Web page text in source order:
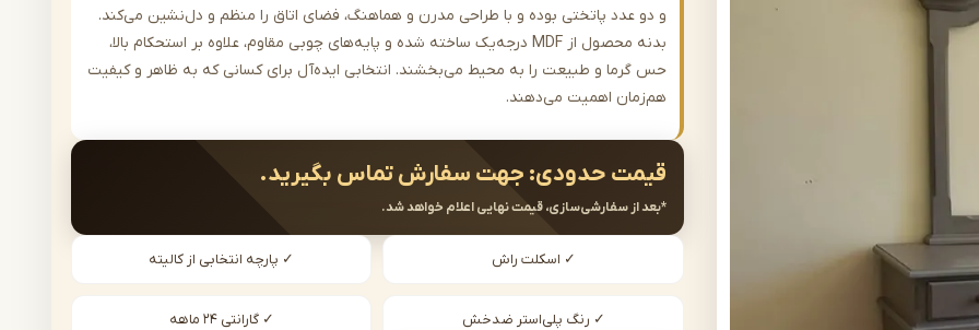
و دو عدد پاتختی بوده و با طراحی مدرن و هماهنگ، فضای اتاق را منظم و دل‌نشین می‌کند.
بدنه محصول از MDF درجه‌یک ساخته شده و پایه‌های چوبی مقاوم، علاوه بر استحکام بالا،
حس گرما و طبیعت را به محیط می‌بخشند. انتخابی ایده‌آل برای کسانی که به ظاهر و کیفیت
هم‌زمان اهمیت می‌دهند.
قیمت حدودی: جهت سفارش تماس بگیرید.
*بعد از سفارشی‌سازی، قیمت نهایی اعلام خواهد شد.
✓ اسکلت راش ✓ پارچه انتخابی از کالیته
✓ رنگ پلی‌استر ضدخش ✓ گارانتی ۲۴ ماهه